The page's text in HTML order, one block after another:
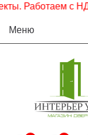
Работаем с НДС.
Меню